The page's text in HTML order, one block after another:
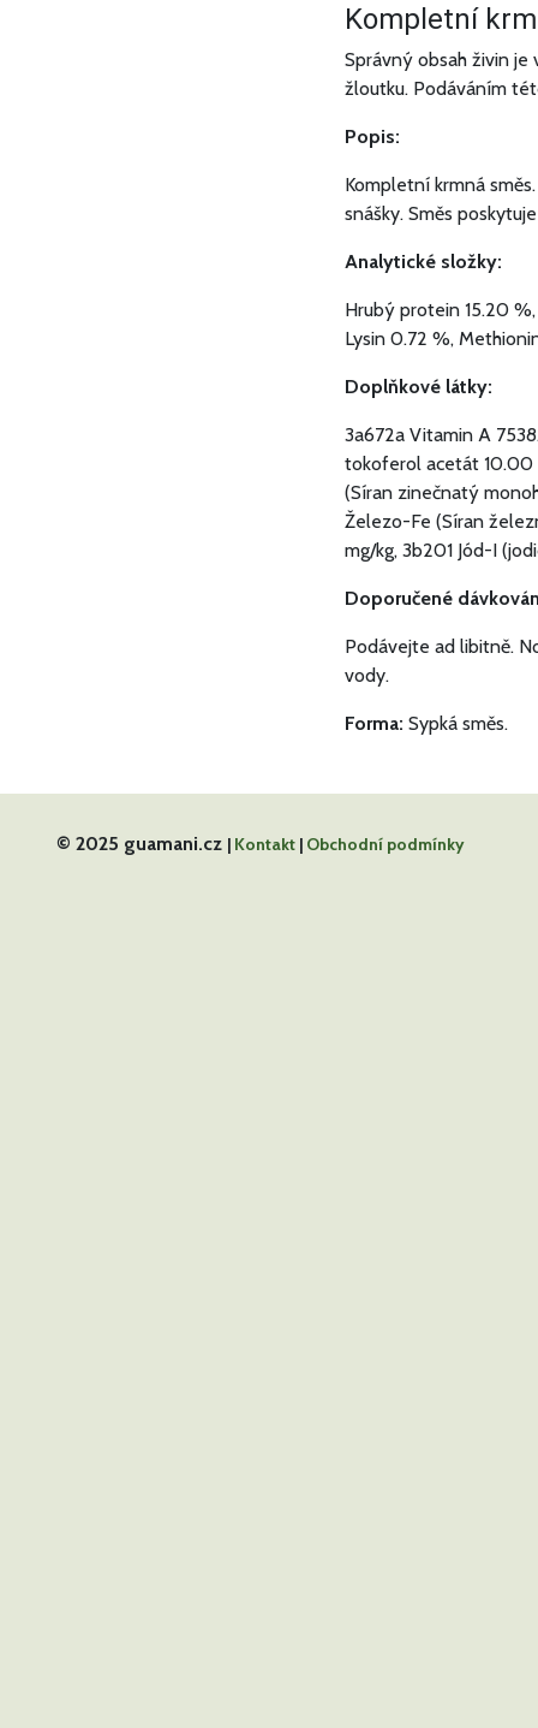
Kompletní
Správný obsah živin je
žloutku. Podáváním
Popis:
Kompletní krmná
snášky. Směs
Analytické složky:
Hrubý protein 15.20
Lysin 0.72 %,
Doplňkové látky:
3a672a Vitamin A
tokoferol acetát 10.00
(Síran zinečnatý
Železo-Fe (Síran
mg/kg, 3b201 Jód-I
Doporučené
Podávejte ad libitně.
vody.
Forma: Sypká směs.
© 2025 guamani.cz | Kontakt | Obchodní podmínky